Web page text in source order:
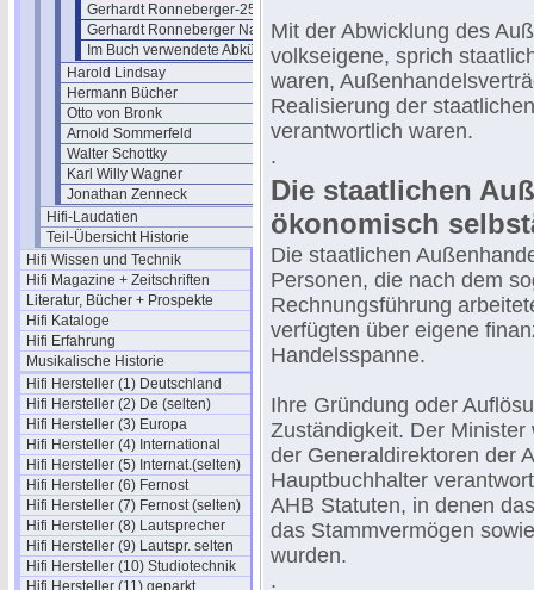
Gerhardt Ronneberger-25
Gerhardt Ronneberger Nachsatz
Im Buch verwendete Abkürzungen
Harold Lindsay
Hermann Bücher
Otto von Bronk
Arnold Sommerfeld
Walter Schottky
Karl Willy Wagner
Jonathan Zenneck
Hifi-Laudatien
Teil-Übersicht Historie
Hifi Wissen und Technik
Hifi Magazine + Zeitschriften
Literatur, Bücher + Prospekte
Hifi Kataloge
Hifi Erfahrung
Musikalische Historie
Hifi Hersteller (1) Deutschland
Hifi Hersteller (2) De (selten)
Hifi Hersteller (3) Europa
Hifi Hersteller (4) International
Hifi Hersteller (5) Internat.(selten)
Hifi Hersteller (6) Fernost
Hifi Hersteller (7) Fernost (selten)
Hifi Hersteller (8) Lautsprecher
Hifi Hersteller (9) Lautspr. selten
Hifi Hersteller (10) Studiotechnik
Hifi Hersteller (11) geparkt
Mit der Abwicklung des
volkseigene, sprich
waren,
Realisierung der
verantwortlich waren.
.
Die staatlichen
ökonomisch
Die staatlichen
Personen, die nach dem
Rechnungsführung
verfügten über eigene
Handelsspanne.
Ihre Gründung oder
Zuständigkeit. Der
der Generaldirektoren der
Hauptbuchhalter
AHB Statuten, in denen
das Stammvermögen
wurden.
.